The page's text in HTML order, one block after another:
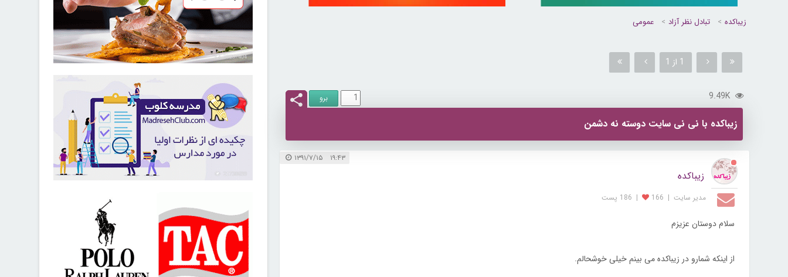
زیباکده تبادل نظر آزاد عمومی
1 از 1
9.49K
زیباکده با نی نی سایت دوسته نه دشمن
۱۹:۴۳ ۱۳۹۱/۷/۱۵
زیباکده
مدیر سایت |
166
| 186 پست
سلام دوستان عزیزم
از اینکه شمارو در زیباکده می بینم خیلی خوشحالم.
30257404